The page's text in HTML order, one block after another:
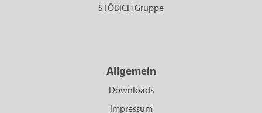
STÖBICH Gruppe
Allgemein
Downloads
Impressum